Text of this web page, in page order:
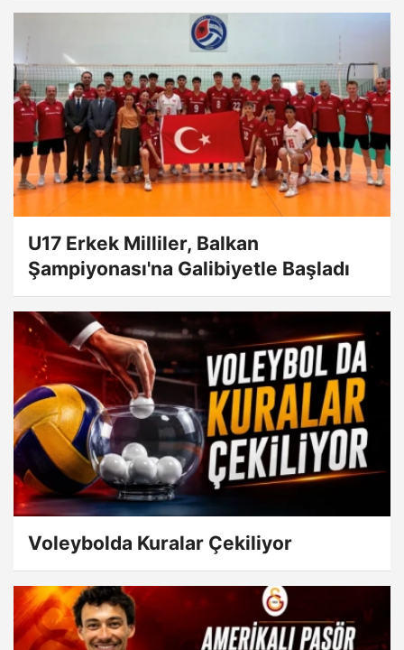
U17 Erkek Milliler, Balkan
Şampiyonası'na Galibiyetle Başladı
Voleybolda Kuralar Çekiliyor